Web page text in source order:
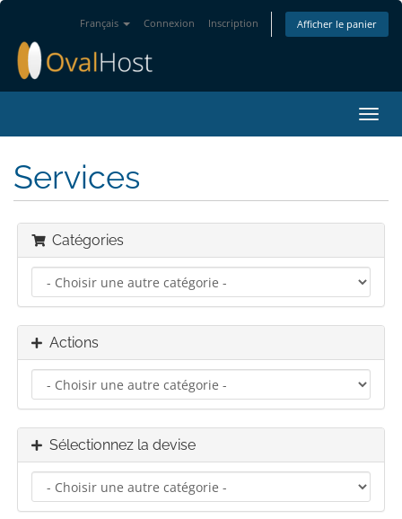
Français Connexion Inscription Afficher le panier
la
Services
Catégories
Actions
Sélectionnez la devise